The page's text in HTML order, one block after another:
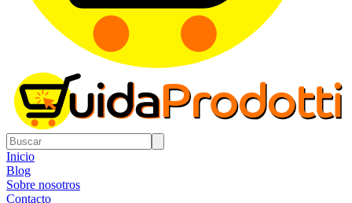
Inicio
Blog
Sobre nosotros
Contacto